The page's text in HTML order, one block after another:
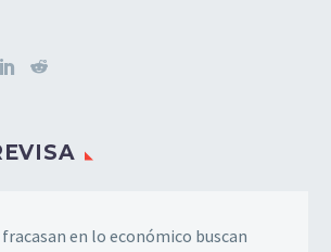
en lo económico buscan